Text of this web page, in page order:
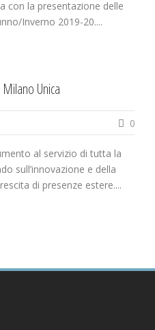
con la presentazione delle
Inverno 2019-20....
Unica
0
al servizio di tutta la
sull’innovazione e della
di presenze estere....